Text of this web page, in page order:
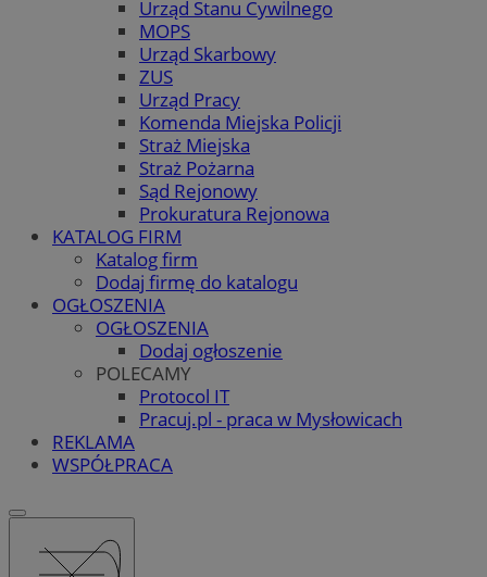
Urząd Stanu Cywilnego
MOPS
Urząd Skarbowy
ZUS
Urząd Pracy
Komenda Miejska Policji
Straż Miejska
Straż Pożarna
Sąd Rejonowy
Prokuratura Rejonowa
KATALOG FIRM
Katalog firm
Dodaj firmę do katalogu
OGŁOSZENIA
OGŁOSZENIA
Dodaj ogłoszenie
POLECAMY
Protocol IT
Pracuj.pl - praca w Mysłowicach
REKLAMA
WSPÓŁPRACA